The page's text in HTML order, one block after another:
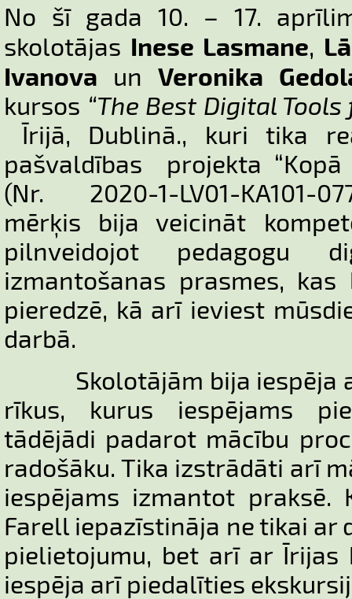
No šī gada 10. – 17.
skolotājas Inese Lasmane,
Ivanova un Veronika
kursos “The Best Digital
Īrijā, Dublinā., kuri tika
pašvaldības projekta
(Nr. 2020-1-LV01-KA101-
mērķis bija veicināt
pilnveidojot pedagogu
izmantošanas prasmes,
pieredzē, kā arī ieviest
darbā.
Skolotājām bija iespēja
rīkus, kurus iespējams
tādējādi padarot mācību
radošāku. Tika izstrādāti arī
iespējams izmantot praksē.
Farell iepazīstināja ne tikai ar
pielietojumu, bet arī ar Īrijas
iespēja arī piedalīties